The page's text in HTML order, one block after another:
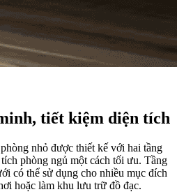
tiết kiệm diện tích
nhỏ được thiết kế với hai tầng
phòng ngủ một cách tối ưu. Tầng
có thể sử dụng cho nhiều mục đích
hoặc làm khu lưu trữ đồ đạc.